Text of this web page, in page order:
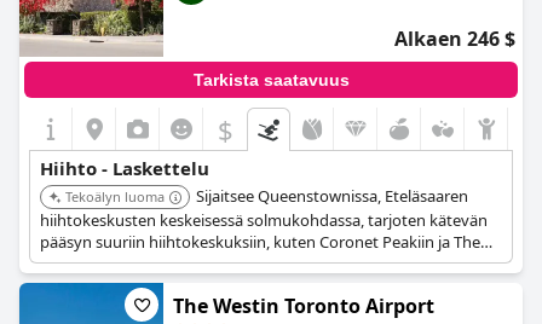
Alkaen 246 $
Tarkista saatavuus
$
Hiihto - Laskettelu
Tekoälyn luoma
Sijaitsee Queenstownissa, Eteläsaaren
hiihtokeskusten keskeisessä solmukohdassa, tarjoten kätevän
pääsyn suuriin hiihtokeskuksiin, kuten Coronet Peakiin ja The
Remarkablesiin, mikä tekee siitä ihanteellisen tukikohdan
talviurheilun harrastajille.
The Westin Toronto Airport